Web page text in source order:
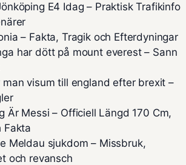
E4 Idag – Praktisk Trafikinfo
– Fakta, Tragik och Efterdyningar
har dött på mount everest – Sann
man visum till england efter brexit –
Är Messi – Officiell Längd 170 Cm,
Fakta
Meldau sjukdom – Missbruk,
och revansch